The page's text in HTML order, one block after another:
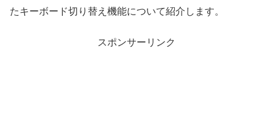
たキーボード切り替え機能について紹介します。
スポンサーリンク